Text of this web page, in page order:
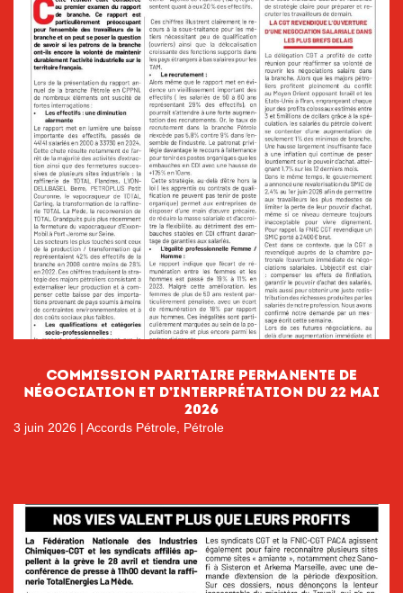
Commission paritaire permanente de
négociation et d’interprétation du 22 mai
2026
3 juin 2026 | Accords Pétrole, Pétrole